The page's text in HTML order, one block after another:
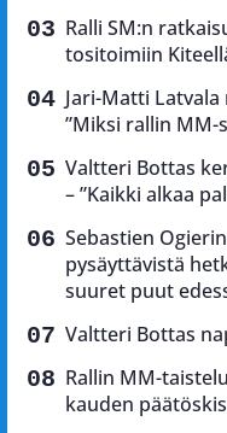
Ralli SM:n
tositoimiin
Jari-Matti
”Miksi rallin MM-
Valtteri Bottas
– ”Kaikki alkaa
Sebastien
pysäyttävistä
suuret puut
Valtteri Bottas
Rallin MM-
kauden